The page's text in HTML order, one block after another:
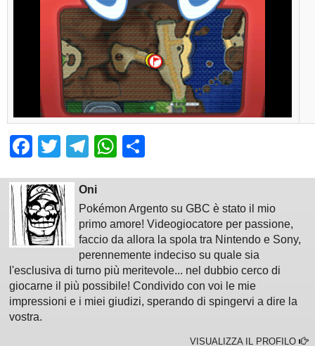
Facebook
TwitterTelegram
WhatsApp
Oni
Pokémon Argento su GBC è stato il mio
primo amore! Videogiocatore per passione,
faccio da allora la spola tra Nintendo e Sony,
perennemente indeciso su quale sia
l'esclusiva di turno più meritevole... nel dubbio cerco di
giocarne il più possibile! Condivido con voi le mie
impressioni e i miei giudizi, sperando di spingervi a dire la
vostra.
VISUALIZZA IL PROFILO